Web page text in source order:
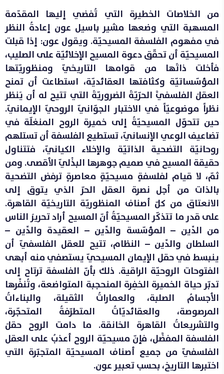
من الخلاصات الخطيرة التي تُفضي إليها المقدّمة
المسهبة التي وضعها مشير باسيل عون إعادةُ النظر
في مفهوم الفلسفة المسيحيّة. ويقول عون: إذا قبلت
المسيحيّة أن تحقّق دعوة المسيح الإخلائيّة على الصليب،
فأخلت ذاتَها من قوامها التاريخيّ ومنظوريّتها
المؤسّساتيّة وكثافتها العقائديّة، استطاعت أن تمنح
العقلَ الفلسفيَّ الحرّيّةَ الضروريّةَ التي تتيح له أن يَنظر
نظراً موضوعيّاً في الاختبار الجوّانيّ الروحيّ الإيمانيّ.
حين تتحوّل المسيحيّةُ إلى خميرة الروح المنغلّة في
تضاعيف الوعي الإنسانيّ، تستطيع الفلسفة أن تستلهم
روحانيّة التضحية الذاتيّة والإخلاء الكيانيّ، فتتناول
حقيقة المسيح في صميم جوهرها البذْليّ الأقصى. ومن
ثمّ، لا قيام لفلسفةٍ مسيحيّةٍ معاصرةٍ ترفض التضحية
بالذات من أجل نصرة العقل الحرّ الذي يتوق إلى
الانعتاق من كلّ أصناف المنظوريّة التاريخيّة القاهرة.
على قدر ما تتذكّر المسيحيّةُ أنّ المسيح أراد تحريرَ الناس
من الدِّين – المؤسّسة والدِّين – العقيدة والدِّين –
السلطان والدِّين – النظام، تتيح للعقل الفلسفيّ أن
ينبسط في حقل الإيمان المسيحيّ يستصفي منه أبهى
الفتوحات الروحيّة الراقية. ذلك بأنّ الفلسفة ترتاح إلى
تدبّر حياة الخميرة الخفِرة المنحجبة المتواضعة، وتُنفِّرها
الأجسامُ الصلبة، والعماراتُ الثقيلة، والبناءاتُ
المرصوصة، والعقائديّاتُ المتطرّفةُ المتحجّرة،
والتشريعاتُ القاهرة الخانقة. ما دامت الروح حقلَ
الفلسفة المفضَّل، فإنّ مسيحيّة الروح أعذبُ على العقل
الفلسفيّ من جميع أصناف المسيحيّة المتجبّرة التي
اختبرها التاريخ، بحسب تعبير عون.